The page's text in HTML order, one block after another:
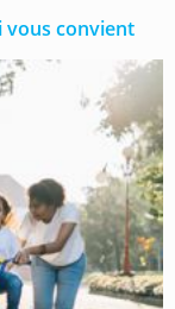
vous convient